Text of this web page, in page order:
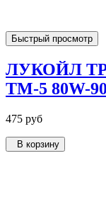
Быстрый просмотр
ЛУКОЙЛ
ТМ-5 80W-90
475 руб
В корзину